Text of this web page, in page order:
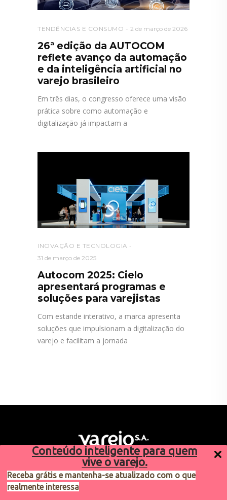
Conteúdo inteligente para quem
vive o varejo.
Receba grátis e mantenha-se atualizado com o que
realmente interessa
TENDÊNCIAS E CONSUMO 2 de março de 2026
26ª edição da AUTOCOM
reflete avanço da automação
e da inteligência artificial no
varejo brasileiro
Em três dias, o congresso oferece uma visão
prática sobre como automação e
digitalização já impactam a
INOVAÇÃO E TECNOLOGIA
31 de março de 2025
Autocom 2025: Cielo
apresentará programas e
soluções para varejistas
Com estande interativo, a marca apresenta
soluções que impulsionam a digitalização do
varejo e facilitam a jornada
Sugestões de pauta